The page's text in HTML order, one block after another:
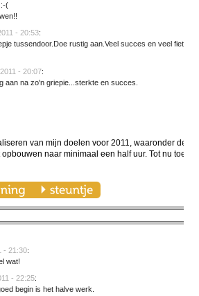
:-(
- 20:53:
tussendoor.Doe rustig aan.Veel succes en veel
- 20:07:
aan na zo'n griepie...sterkte en succes.
van mijn doelen voor 2011, waaronder de
naar minimaal een half uur. Tot nu toe
- 21:30:
wat!
- 22:25:
begin is het halve werk.